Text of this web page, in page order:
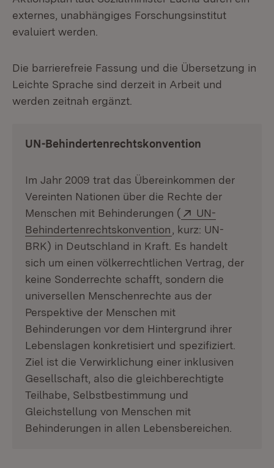
externes, unabhängiges Forschungsinstitut
evaluiert werden.
Die barrierefreie Fassung und die Übersetzung in
Leichte Sprache sind derzeit in Arbeit und
werden zeitnah ergänzt.
UN-Behindertenrechtskonvention
Im Jahr 2009 trat das Übereinkommen der
Vereinten Nationen über die Rechte der
Menschen mit Behinderungen (
Extern:
UN-
Behindertenrechtskonvention (Öffnet in neuem
, kurz: UN-
BRK) in Deutschland in Kraft. Es handelt
sich um einen völkerrechtlichen Vertrag, der
keine Sonderrechte schafft, sondern die
universellen Menschenrechte aus der
Perspektive der Menschen mit
Behinderungen vor dem Hintergrund ihrer
Lebenslagen konkretisiert und spezifiziert.
Ziel ist die Verwirklichung einer inklusiven
Gesellschaft, also die gleichberechtigte
Teilhabe, Selbstbestimmung und
Gleichstellung von Menschen mit
Behinderungen in allen Lebensbereichen.